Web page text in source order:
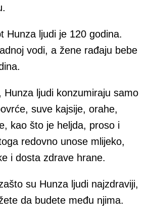
Hunza ljudi je 120 godina.
vodi, a žene rađaju bebe
Hunza ljudi konzumiraju samo
suve kajsije, orahe,
kao što je heljda, proso i
redovno unose mlijeko,
i dosta zdrave hrane.
su Hunza ljudi najzdraviji,
da budete među njima.